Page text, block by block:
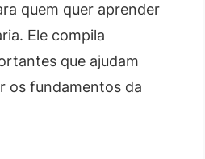
quem quer aprender
Ele compila
que ajudam
os fundamentos da